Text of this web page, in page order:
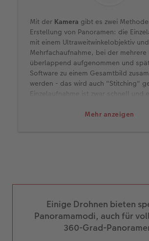
Mehr anzeigen
Mit der Kamera gibt es zwei
Erstellung von Panoramen: die
mit einem Ultraweitwinkelobjektiv
Mehrfachaufnahme, bei der mehrere
überlappend aufgenommen und
Software zu einem Gesamtbild
werden - das wird auch "Stitching"
Einzelaufnahme ist zwar schnell und
Verzerrungen an den Bildrändern und
Panoramafunktion schnell und
aber oft nicht so präzise wie die
einer professionellen Kamera. Es ist
Einige Drohnen bieten
Panoramamodi, auch für
360-Grad-